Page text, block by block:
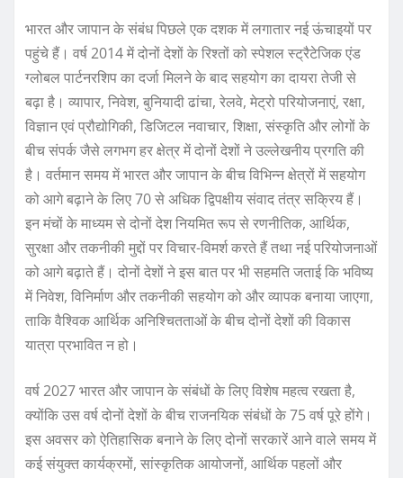
भारत और जापान के संबंध पिछले एक दशक में लगातार नई ऊंचाइयों पर
पहुंचे हैं। वर्ष 2014 में दोनों देशों के रिश्तों को स्पेशल स्ट्रैटेजिक एंड
ग्लोबल पार्टनरशिप का दर्जा मिलने के बाद सहयोग का दायरा तेजी से
बढ़ा है। व्यापार, निवेश, बुनियादी ढांचा, रेलवे, मेट्रो परियोजनाएं, रक्षा,
विज्ञान एवं प्रौद्योगिकी, डिजिटल नवाचार, शिक्षा, संस्कृति और लोगों के
बीच संपर्क जैसे लगभग हर क्षेत्र में दोनों देशों ने उल्लेखनीय प्रगति की
है। वर्तमान समय में भारत और जापान के बीच विभिन्न क्षेत्रों में सहयोग
को आगे बढ़ाने के लिए 70 से अधिक द्विपक्षीय संवाद तंत्र सक्रिय हैं।
इन मंचों के माध्यम से दोनों देश नियमित रूप से रणनीतिक, आर्थिक,
सुरक्षा और तकनीकी मुद्दों पर विचार-विमर्श करते हैं तथा नई परियोजनाओं
को आगे बढ़ाते हैं। दोनों देशों ने इस बात पर भी सहमति जताई कि भविष्य
में निवेश, विनिर्माण और तकनीकी सहयोग को और व्यापक बनाया जाएगा,
ताकि वैश्विक आर्थिक अनिश्चितताओं के बीच दोनों देशों की विकास
यात्रा प्रभावित न हो।
वर्ष 2027 भारत और जापान के संबंधों के लिए विशेष महत्व रखता है,
क्योंकि उस वर्ष दोनों देशों के बीच राजनयिक संबंधों के 75 वर्ष पूरे होंगे।
इस अवसर को ऐतिहासिक बनाने के लिए दोनों सरकारें आने वाले समय में
कई संयुक्त कार्यक्रमों, सांस्कृतिक आयोजनों, आर्थिक पहलों और